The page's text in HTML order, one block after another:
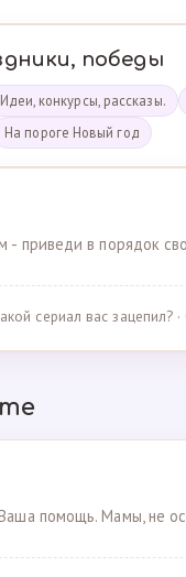
победы
конкурсы, рассказы.
На пороге Новый год
- приведи в порядок
сериал вас зацепил?
помощь. Мамы, не